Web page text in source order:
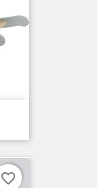
favorite_border